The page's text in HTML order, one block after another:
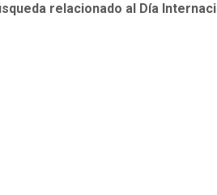
relacionado al Día